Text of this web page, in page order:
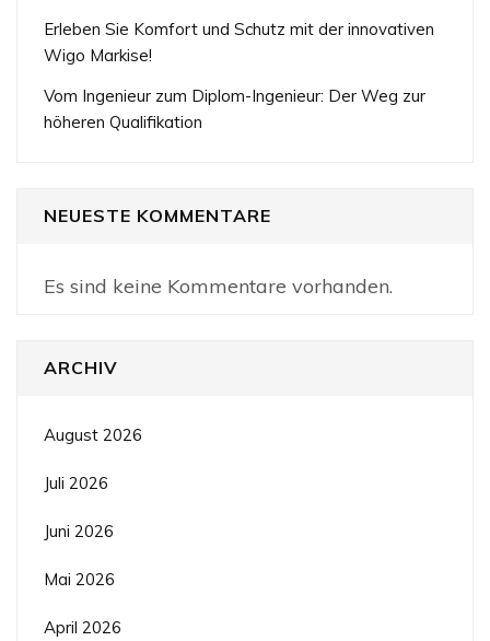
Erleben Sie Komfort und Schutz mit der innovativen
Wigo Markise!
Vom Ingenieur zum Diplom-Ingenieur: Der Weg zur
höheren Qualifikation
NEUESTE KOMMENTARE
Es sind keine Kommentare vorhanden.
ARCHIV
August 2026
Juli 2026
Juni 2026
Mai 2026
April 2026